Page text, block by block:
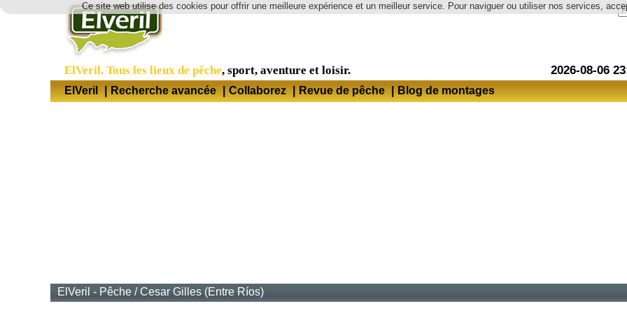
Ce site web utilise des cookies pour offrir une meilleure expérience et un meilleur service. Pour naviguer ou utiliser nos services,
Langue
2026-08-06
ElVeril. Tous les lieux de pêche, sport, aventure et loisir.
ElVeril | Recherche avancée | Collaborez | Revue de pêche | Blog de montages
ElVeril - Pêche /Cesar Gilles (Entre Ríos)